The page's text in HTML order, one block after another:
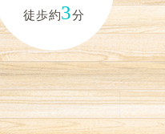
徒歩約3分